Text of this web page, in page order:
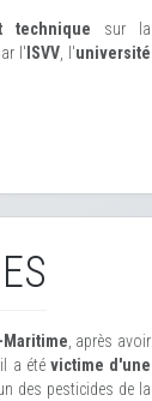
technique sur la
l' ISVV, l'université
Maritime , après avoir
a étévictime d'une
des pesticides de la